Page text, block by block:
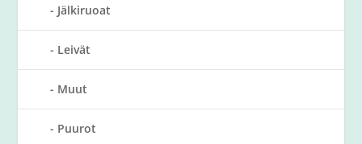
Jälkiruoat
Leivät
Muut
Puurot